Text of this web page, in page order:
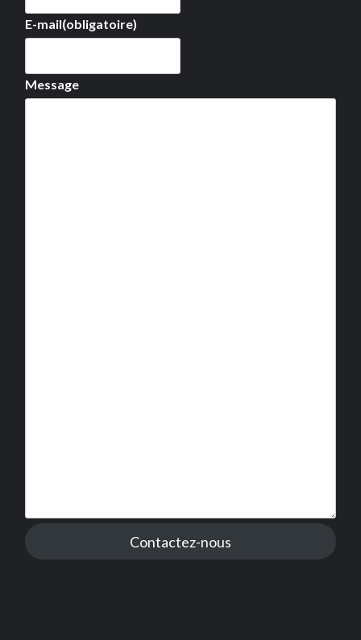
E-mail(obligatoire)
Message
Contactez-nous